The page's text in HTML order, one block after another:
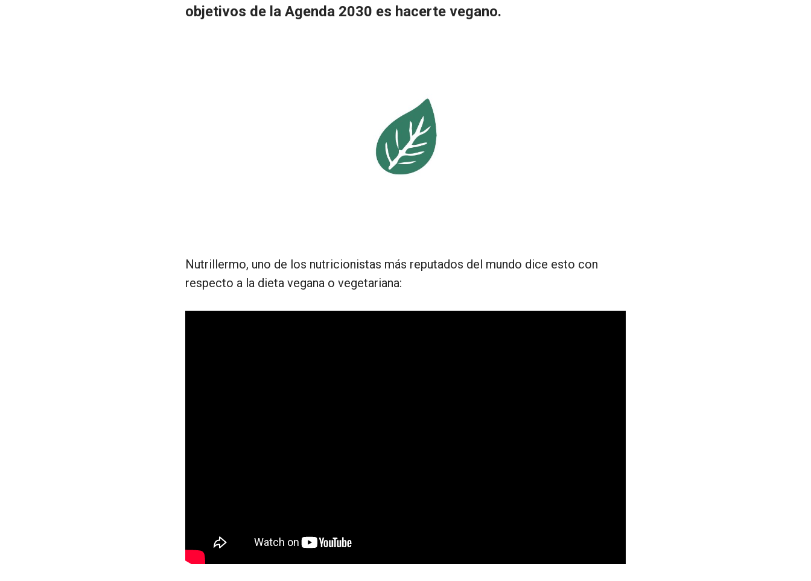
objetivos de la Agenda 2030 es hacerte vegano.
Nutrillermo, uno de los nutricionistas más reputados del mundo dice esto con
respecto a la dieta vegana o vegetariana: